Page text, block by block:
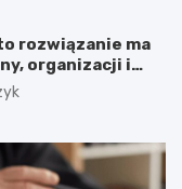
rozwiązanie ma
organizacji i